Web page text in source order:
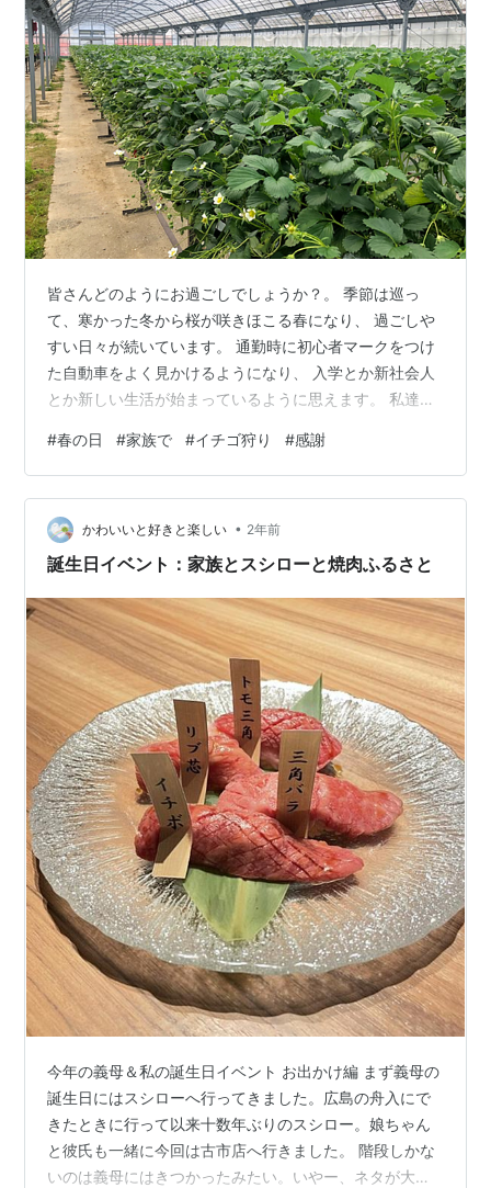
皆さんどのようにお過ごしでしょうか？。 季節は巡っ
て、寒かった冬から桜が咲きほこる春になり、 過ごしや
すい日々が続いています。 通勤時に初心者マークをつけ
た自動車をよく見かけるようになり、 入学とか新社会人
とか新しい生活が始まっているように思えます。 私達家
孫は小学3年生になり、息子夫婦も地元に転勤して来まし
た。 さて、昨日は家族でいちご狩りに行ってきました。
孫も娘もイチゴが好きで楽しみにしていたようです。 完
全予約制のイチゴ園で1時間食べ放題でした。 6棟のビニ
ールハウスにイチゴがたわわに実っています。 ビニール
#春の日 #家族で #イチゴ狩り #感謝
かわいいと好きと楽しい • 2年前
誕生日イベント：家族とスシローと焼肉ふるさと
今年の義母＆私の誕生日イベント お出かけ編 まず義母の
誕生日にはスシローへ行ってきました。広島の舟入にで
きたときに行って以来十数年ぶりのスシロー。娘ちゃん
と彼氏も一緒に今回は古市店へ行きました。 階段しかな
いのは義母にはきつかったみたい。いやー、ネタが大き